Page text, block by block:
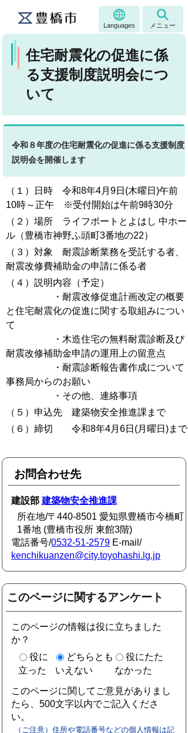
Languages メニュー
住宅耐震化の促進に係
る支援制度説明会につ
いて
令和８年度の住宅耐震化の促進に係る支援制度
説明会を開催します
（１）日時 令和8年4月9日(木曜日)午前
10時～正午 ※受付開始は午前9時30分
（２）場所 ライフポートとよはし 中ホー
ル（豊橋市神野ふ頭町3番地の22）
（３）対象 耐震診断業務を受託する者、
耐震改修費補助金の申請に係る者
（４）説明内容（予定）
・耐震改修促進計画改定の概要
と住宅耐震化の促進に関する取組みについ
て
・木造住宅の無料耐震診断及び
耐震改修補助金申請の運用上の留意点
・耐震診断報告書作成について
事務局からのお願い
・その他、連絡事項
（５）申込先 建築物安全推進課まで
（６）締切 令和8年4月6日(月曜日)まで
お問合わせ先
建設部建築物安全推進課
所在地/〒440-8501 愛知県豊橋市今橋町
1番地 (豊橋市役所 東館3階)
電話番号/0532-51-2579 E-mail/
kenchikuanzen@city.toyohashi.lg.jp
このページに関するアンケート
このページの情報は役に立ちました
か？
役に
立った
どちらとも
いえない
役にたた
なかった
このページに関してご意見がありまし
たら、500文字以内でご記入くださ
い。
（ご注意）住所や電話番号などの個人情報は記